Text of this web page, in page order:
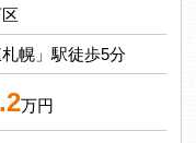
幌」駅徒歩5分
万円